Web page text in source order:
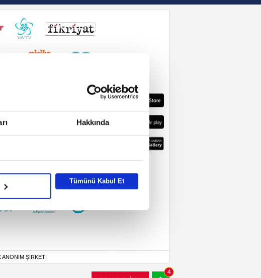
Hakkında
Tümünü Kabul Et
ANONİM ŞİRKETİ
4